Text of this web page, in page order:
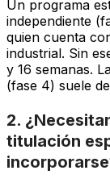
Un programa
independiente
quien cuenta
industrial. Sin
y 16 semanas.
(fase 4) suele
2.
titulación